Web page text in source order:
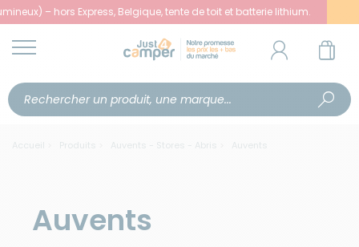
Belgique, tente de toit et batterie lithium.
Accueil Produits Auvents - Stores - Abris Auvents
Auvents